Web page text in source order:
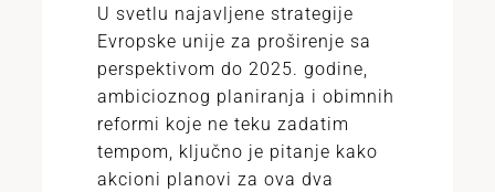
U svetlu najavljene strategije
Evropske unije za proširenje sa
perspektivom do 2025. godine,
ambicioznog planiranja i obimnih
reformi koje ne teku zadatim
tempom, ključno je pitanje kako
akcioni planovi za ova dva